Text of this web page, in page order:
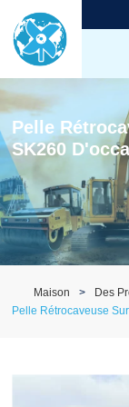
Pelle
SK260
Maison Des
Pelle Rétrocaveuse